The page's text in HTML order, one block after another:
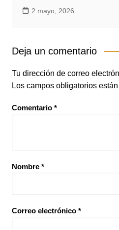
2 mayo, 2026
Deja un comentario
Tu dirección de correo
Los campos obligatorios
Comentario *
Nombre *
Correo electrónico *